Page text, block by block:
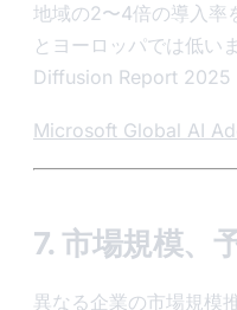
地域の2〜4倍の導入
とヨーロッパでは低い
Diffusion Report 2025
Microsoft Global AI
7. 市場規模、
異なる企業の市場規模